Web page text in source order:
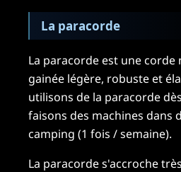
La paracorde
La paracorde est une
gainée légère, robuste et
utilisons de la paracorde
faisons des machines dans
camping (1 fois / semaine).
La paracorde s'accroche